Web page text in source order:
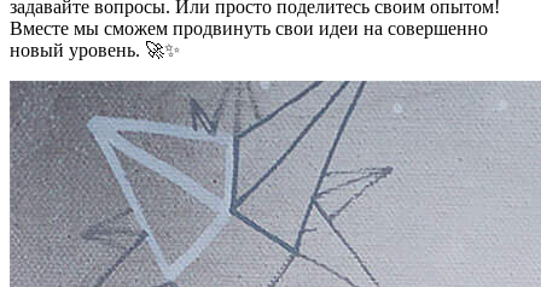
задавайте вопросы. Или просто поделитесь своим опытом!
Вместе мы сможем продвинуть свои идеи на совершенно
новый уровень. 🚀✨